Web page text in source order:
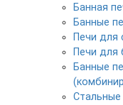
Банная
Банные
Печи для
Печи для
Банные
Стальные